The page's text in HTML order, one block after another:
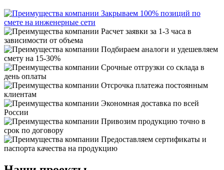
Закрываем 100% позиций по
смете на инженерные сети
Расчет заявки за 1-3 часа в
зависимости от объема
Подбираем аналоги и удешевляем
смету на 15-30%
Срочные отгрузки со склада в
день оплаты
Отсрочка платежа постоянным
клиентам
Экономная доставка по всей
России
Привозим продукцию точно в
срок по договору
Предоставляем сертификаты и
паспорта качества на продукцию